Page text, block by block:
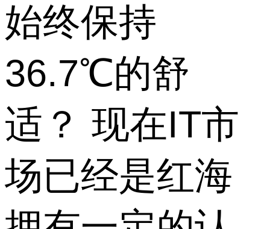
始终保持
36.7℃的舒
适？ 现在IT市
场已经是红海